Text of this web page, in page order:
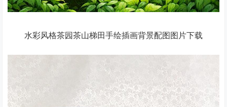
水彩风格茶园茶山梯田手绘插画背景配图图片下载